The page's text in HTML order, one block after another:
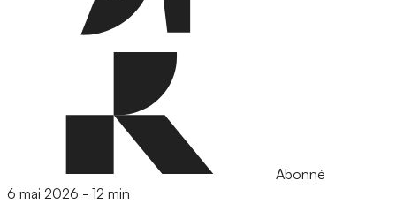
Abonné
6 mai 2026 - 12 min